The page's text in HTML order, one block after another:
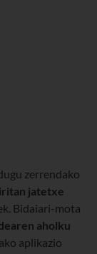
zerrendako
jatetxe
Bidaiari-mota
aholku
aplikazio